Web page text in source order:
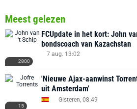
Meest gelezen
2800
FCUpdate in het kort: John
bondscoach van Kazachstan
7 aug. 13:02
15
'Nieuwe Ajax-aanwinst
uit Amsterdam'
Gisteren, 08:49